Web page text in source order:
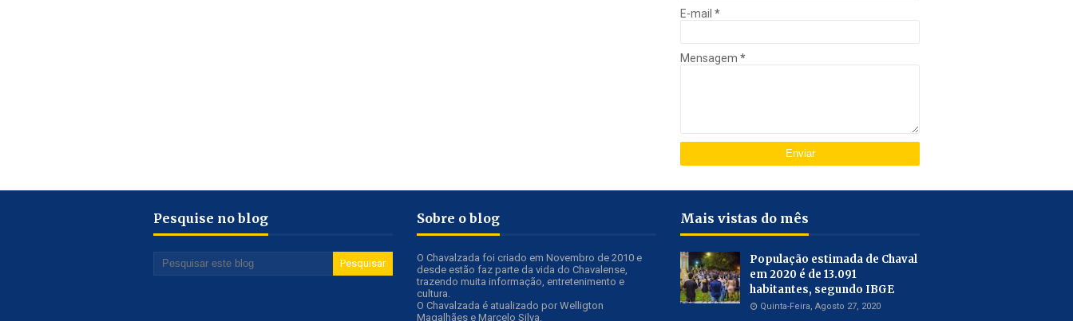
E-mail *
Mensagem *
Pesquise no blog Sobre o blog
O Chavalzada foi criado em Novembro de 2010 e
desde estão faz parte da vida do Chavalense,
trazendo muita informação, entretenimento e
cultura.
O Chavalzada é atualizado por Welligton
Magalhães e Marcelo Silva.
Mais vistas do mês
População estimada de Chaval
em 2020 é de 13.091
habitantes, segundo IBGE
Quinta-Feira, Agosto 27, 2020